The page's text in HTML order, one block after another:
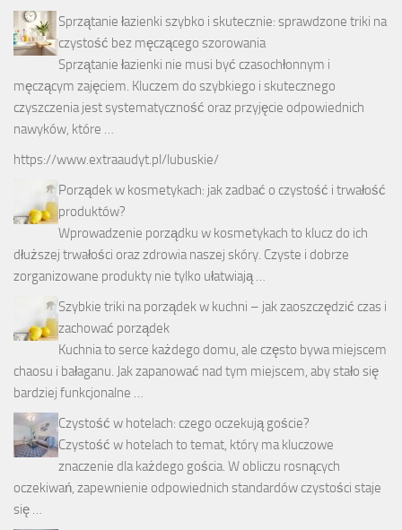
Sprzątanie łazienki szybko i skutecznie: sprawdzone triki na
czystość bez męczącego szorowania
Sprzątanie łazienki nie musi być czasochłonnym i
męczącym zajęciem. Kluczem do szybkiego i skutecznego
czyszczenia jest systematyczność oraz przyjęcie odpowiednich
nawyków, które …
https://www.extraaudyt.pl/lubuskie/
Porządek w kosmetykach: jak zadbać o czystość i trwałość
produktów?
Wprowadzenie porządku w kosmetykach to klucz do ich
dłuższej trwałości oraz zdrowia naszej skóry. Czyste i dobrze
zorganizowane produkty nie tylko ułatwiają …
Szybkie triki na porządek w kuchni – jak zaoszczędzić czas i
zachować porządek
Kuchnia to serce każdego domu, ale często bywa miejscem
chaosu i bałaganu. Jak zapanować nad tym miejscem, aby stało się
bardziej funkcjonalne …
Czystość w hotelach: czego oczekują goście?
Czystość w hotelach to temat, który ma kluczowe
znaczenie dla każdego gościa. W obliczu rosnących
oczekiwań, zapewnienie odpowiednich standardów czystości staje
się …